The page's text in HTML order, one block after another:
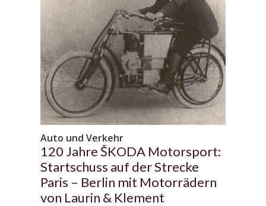
Auto und Verkehr
120 Jahre ŠKODA Motorsport:
Startschuss auf der Strecke
Paris – Berlin mit Motorrädern
von Laurin & Klement